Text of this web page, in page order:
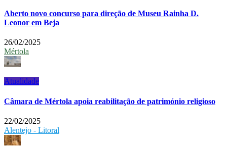
Aberto novo concurso para direção de Museu Rainha D.
Leonor em Beja
26/02/2025
Mértola
Atualidade
Câmara de Mértola apoia reabilitação de património religioso
22/02/2025
Alentejo - Litoral